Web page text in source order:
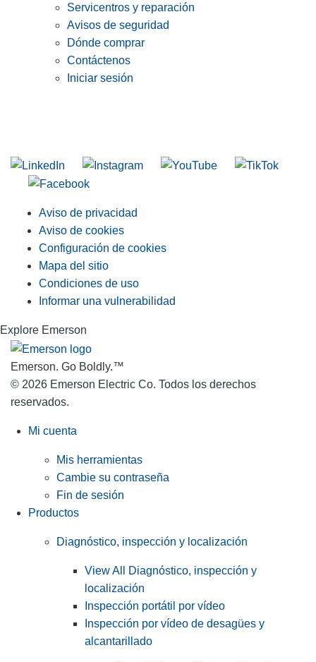
Servicentros y reparación
Avisos de seguridad
Dónde comprar
Contáctenos
Iniciar sesión
Aviso de privacidad
Aviso de cookies
Configuración de cookies
Mapa del sitio
Condiciones de uso
Informar una vulnerabilidad
Explore Emerson
Emerson. Go Boldly.™
© 2026 Emerson Electric Co. Todos los derechos
reservados.
Mi cuenta
Mis herramientas
Cambie su contraseña
Fin de sesión
Productos
Diagnóstico, inspección y localización
View All Diagnóstico, inspección y
localización
Inspección portátil por vídeo
Inspección por vídeo de desagües y
alcantarillado